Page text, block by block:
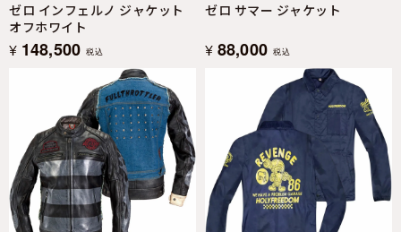
ゼロ インフェルノ ジャケット
オフホワイト
¥ 148,500 税込
ゼロ サマー ジャケット
¥ 88,000 税込